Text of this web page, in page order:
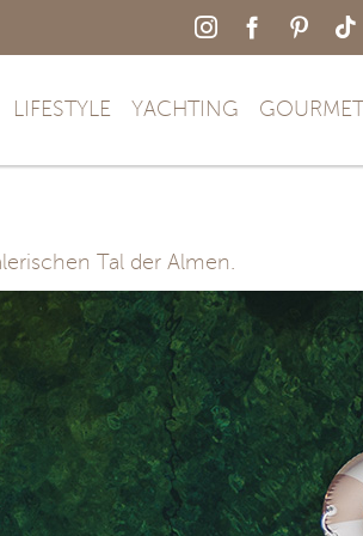
InstagramFacebook
LIFESTYLE YACHTING GOURMET
Tal der Almen.